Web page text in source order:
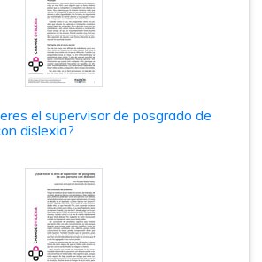
el supervisor de posgrado de
dislexia?